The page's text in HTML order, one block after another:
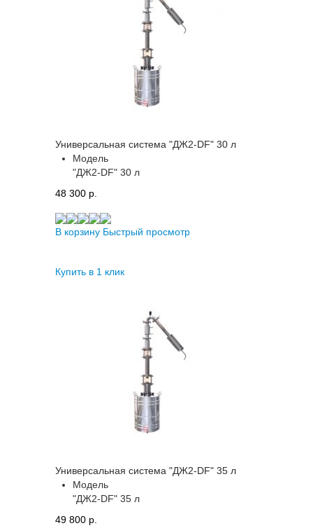
Универсальная система "ДЖ2-DF" 30 л
Модель
"ДЖ2-DF" 30 л
48 300 p.
В корзину Быстрый просмотр
Купить в 1 клик
Универсальная система "ДЖ2-DF" 35 л
Модель
"ДЖ2-DF" 35 л
49 800 p.